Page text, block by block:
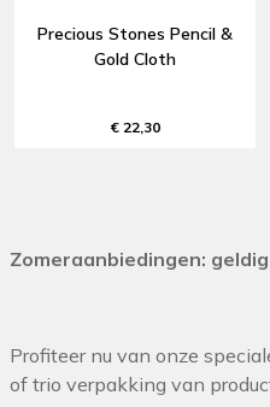
Precious Stones Pencil &
Gold Cloth
€ 22,30
Zomeraanbiedingen:
Profiteer nu van onze
of trio verpakking van